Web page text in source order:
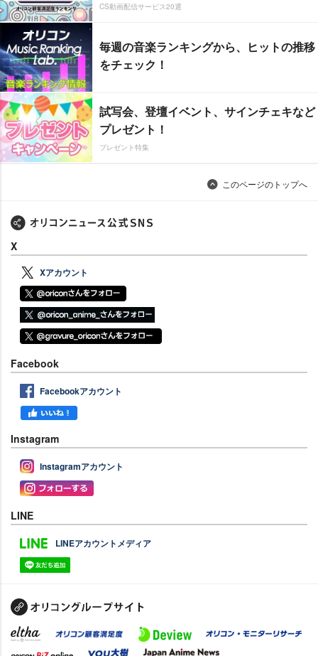
CS動画配信サービス20選
毎週の音楽ランキングから、ヒットの推移
をチェック！
試写会、登壇イベント、サインチェキなど
プレゼント！
プレゼント特集
このページのトップへ
X
Xアカウント
Facebook
Facebookアカウント
Instagram
Instagramアカウント
LINE
LINEアカウントメディア